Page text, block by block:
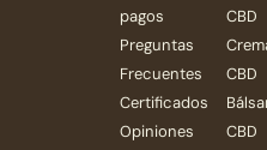
pagos
Preguntas
Frecuentes
Certificados
Opiniones
CBD
CBD
CBD